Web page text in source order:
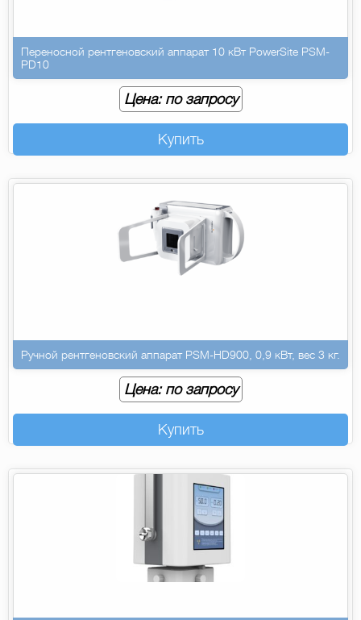
Переносной рентгеновский аппарат 10 кВт PowerSite PSM-
PD10
Цена: по запросу
Купить
Ручной рентгеновский аппарат PSM-HD900, 0,9 кВт, вес 3 кг.
Цена: по запросу
Купить